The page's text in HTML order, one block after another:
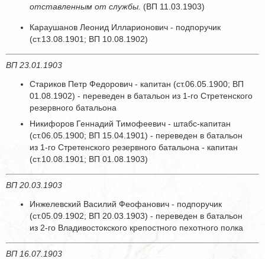
отставленным от службы. (ВП 11.03.1903)
Караушанов Леонид Илларионович - подпоручик
(ст.13.08.1901; ВП 10.08.1902)
ВП 23.01.1903
Стариков Петр Федорович - капитан (ст.06.05.1900; ВП
01.08.1902) - переведен в батальон из 1-го Стретенского
резервного батальона
Никифоров Геннадий Тимофеевич - штабс-капитан
(ст.06.05.1900; ВП 15.04.1901) - переведен в батальон
из 1-го Стретенского резервного батальона - капитан
(ст.10.08.1901; ВП 01.08.1903)
ВП 20.03.1903
Инжелевский Василий Феофанович - подпоручик
(ст.05.09.1902; ВП 20.03.1903) - переведен в батальон
из 2-го Владивостокского крепостного пехотного полка
ВП 16.07.1903